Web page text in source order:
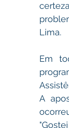
Lima.
Em
A